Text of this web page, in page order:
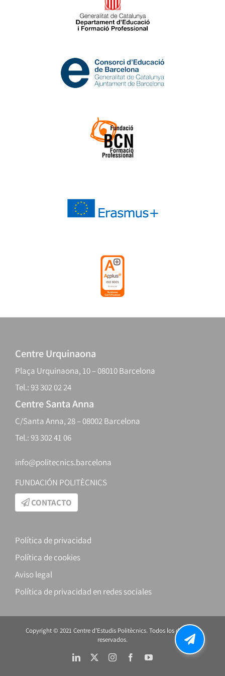
Centre Urquinaona
Plaça Urquinaona, 10 – 08010 Barcelona
Tel.: 93 302 02 24
Centre Santa Anna
C/Santa Anna, 28 – 08002 Barcelona
Tel.: 93 302 41 06
info@politecnics.barcelona
FUNDACIÓN POLITÈCNICS
CONTACTO
Política de privacidad
Política de cookies
Aviso legal
Política de privacidad en redes sociales
Copyright © 2021 Centre d’Estudis Politècnics. Todos los derechos
reservados.
LinkedIn InstagramFacebookYouTube